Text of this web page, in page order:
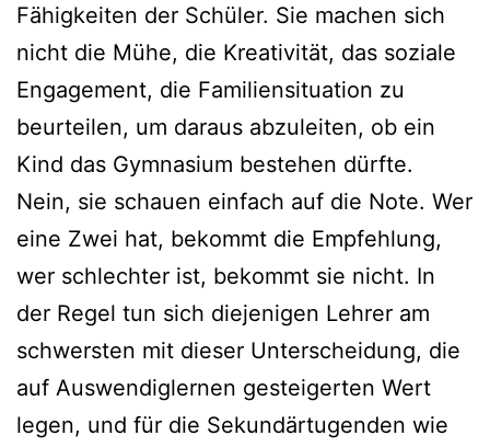
Fähigkeiten der Schüler. Sie machen sich
nicht die Mühe, die Kreativität, das soziale
Engagement, die Familiensituation zu
beurteilen, um daraus abzuleiten, ob ein
Kind das Gymnasium bestehen dürfte.
Nein, sie schauen einfach auf die Note. Wer
eine Zwei hat, bekommt die Empfehlung,
wer schlechter ist, bekommt sie nicht. In
der Regel tun sich diejenigen Lehrer am
schwersten mit dieser Unterscheidung, die
auf Auswendiglernen gesteigerten Wert
legen, und für die Sekundärtugenden wie